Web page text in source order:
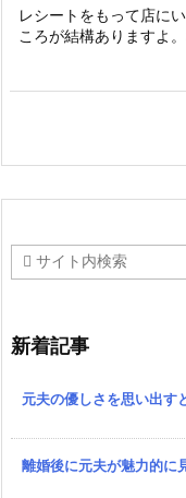
レシートをもって店に
ころが結構ありますよ
新着記事
元夫の優しさを思い出す
離婚後に元夫が魅力的に